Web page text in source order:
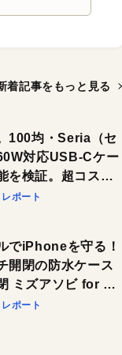
着記事をもっと見る
100均・Seria（セ
対応USB-Cケー
を検証。超コスパ
か？
レポート
でiPhoneを守る！
開閉の防水ケース
ミズアソビ for ス
のレジャーを満喫
レポート